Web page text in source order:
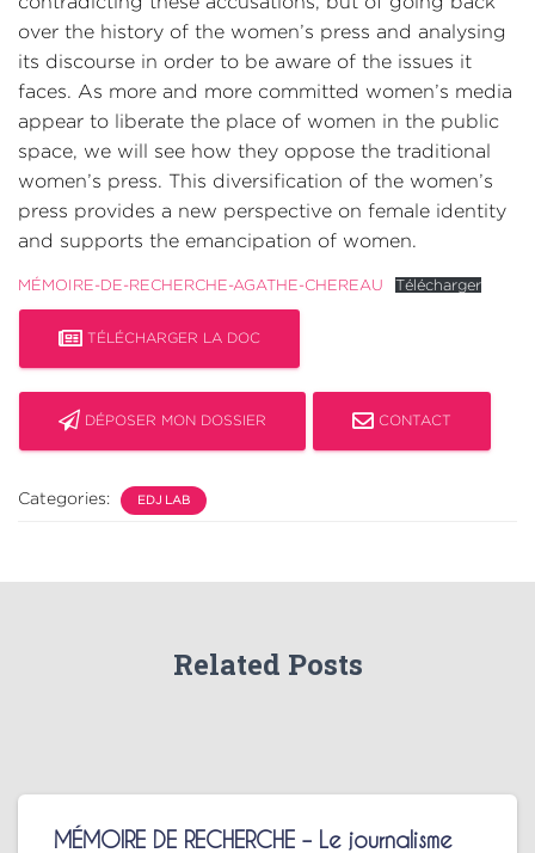
over the history of the women’s press and analysing
its discourse in order to be aware of the issues it
faces. As more and more committed women’s media
appear to liberate the place of women in the public
space, we will see how they oppose the traditional
women’s press. This diversification of the women’s
press provides a new perspective on female identity
and supports the emancipation of women.
MÉMOIRE-DE-RECHERCHE-AGATHE-CHEREAU Télécharger
TÉLÉCHARGER LA DOC
DÉPOSER MON DOSSIER CONTACT
Categories: EDJ LAB
Related Posts
MÉMOIRE DE RECHERCHE – Le journalisme